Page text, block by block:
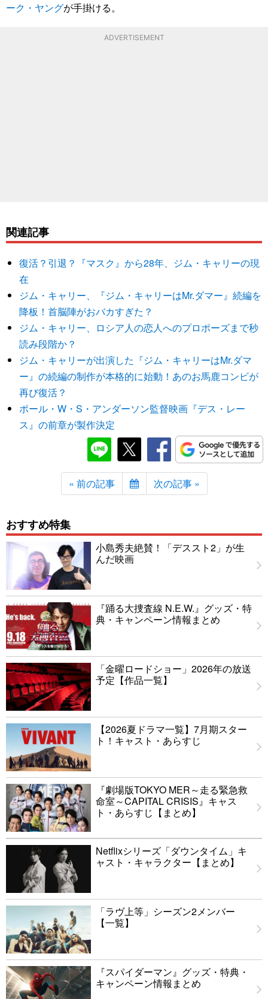
ーク・ヤングが手掛ける。
ADVERTISEMENT
関連記事
復活？引退？『マスク』から28年、ジム・キャリーの現
在
ジム・キャリー、『ジム・キャリーはMr.ダマー』続編を
降板！首脳陣がおバカすぎた？
ジム・キャリー、ロシア人の恋人へのプロポーズまで秒
読み段階か？
ジム・キャリーが出演した『ジム・キャリーはMr.ダマ
ー』の続編の制作が本格的に始動！あのお馬鹿コンビが
再び復活？
ポール・W・S・アンダーソン監督映画『デス・レー
ス』の前章が製作決定
« 前の記事 次の記事 »
おすすめ特集
小島秀夫絶賛！「デススト2」が生
んだ映画
『踊る大捜査線 N.E.W.』グッズ・特
典・キャンペーン情報まとめ
「金曜ロードショー」2026年の放送
予定【作品一覧】
【2026夏ドラマ一覧】7月期スター
ト！キャスト・あらすじ
『劇場版TOKYO MER～走る緊急救
命室～CAPITAL CRISIS』キャス
ト・あらすじ【まとめ】
Netflixシリーズ「ダウンタイム」キ
ャスト・キャラクター【まとめ】
「ラヴ上等」シーズン2メンバー
【一覧】
『スパイダーマン』グッズ・特典・
キャンペーン情報まとめ